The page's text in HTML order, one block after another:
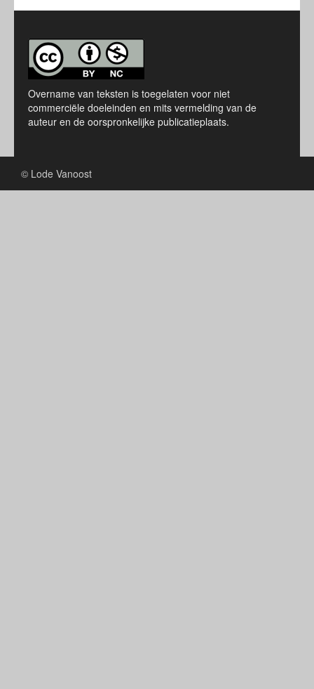
Overname van teksten is toegelaten voor niet
commerciële doeleinden en mits vermelding van de
auteur en de oorspronkelijke publicatieplaats.
© Lode Vanoost